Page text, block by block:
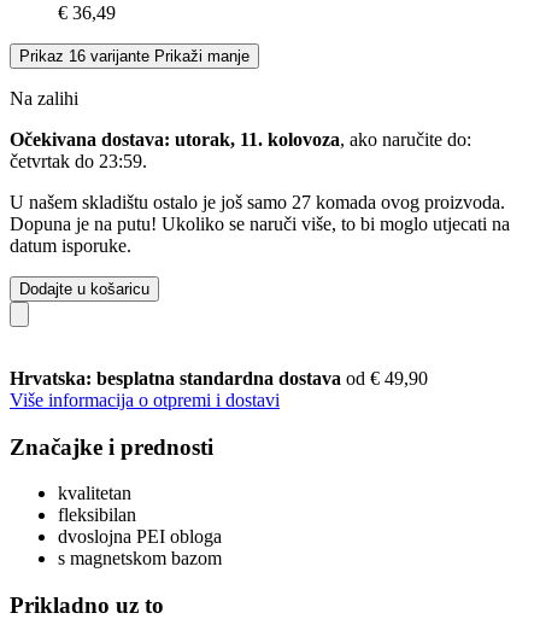
€ 36,49
Prikaz 16 varijante Prikaži manje
Na zalihi
Očekivana dostava: utorak, 11. kolovoza, ako naručite do:
četvrtak do 23:59.
U našem skladištu ostalo je još samo 27 komada ovog proizvoda.
Dopuna je na putu! Ukoliko se naruči više, to bi moglo utjecati na
datum isporuke.
Dodajte u košaricu
Hrvatska: besplatna standardna dostava od € 49,90
Više informacija o otpremi i dostavi
Značajke i prednosti
kvalitetan
fleksibilan
dvoslojna PEI obloga
s magnetskom bazom
Prikladno uz to